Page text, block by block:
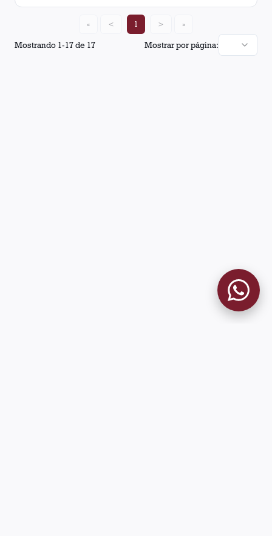
Mostrando 1-17de 17 Mostrar por página:
« < 1 > »